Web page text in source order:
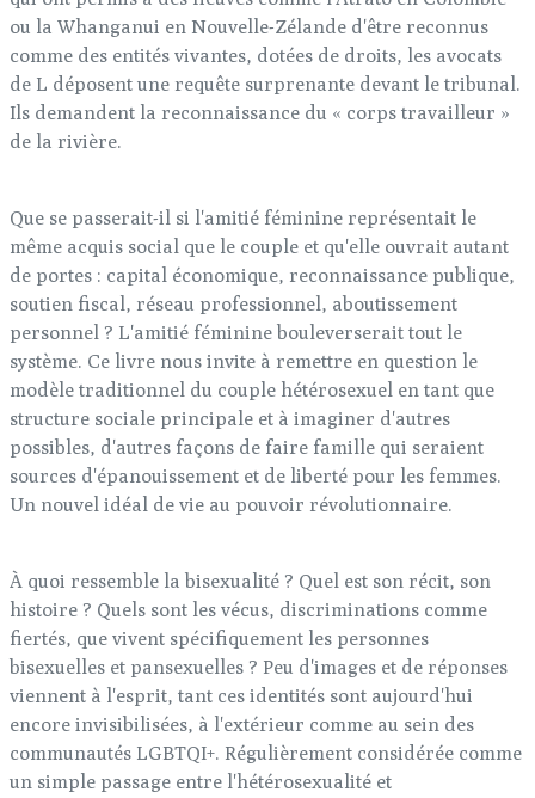
ou la Whanganui en Nouvelle-Zélande d'être reconnus
comme des entités vivantes, dotées de droits, les avocats
de L déposent une requête surprenante devant le tribunal.
Ils demandent la reconnaissance du « corps travailleur »
de la rivière.
Que se passerait-il si l'amitié féminine représentait le
même acquis social que le couple et qu'elle ouvrait autant
de portes : capital économique, reconnaissance publique,
soutien fiscal, réseau professionnel, aboutissement
personnel ? L'amitié féminine bouleverserait tout le
système. Ce livre nous invite à remettre en question le
modèle traditionnel du couple hétérosexuel en tant que
structure sociale principale et à imaginer d'autres
possibles, d'autres façons de faire famille qui seraient
sources d'épanouissement et de liberté pour les femmes.
Un nouvel idéal de vie au pouvoir révolutionnaire.
À quoi ressemble la bisexualité ? Quel est son récit, son
histoire ? Quels sont les vécus, discriminations comme
fiertés, que vivent spécifiquement les personnes
bisexuelles et pansexuelles ? Peu d'images et de réponses
viennent à l'esprit, tant ces identités sont aujourd'hui
encore invisibilisées, à l'extérieur comme au sein des
communautés LGBTQI+. Régulièrement considérée comme
un simple passage entre l'hétérosexualité et